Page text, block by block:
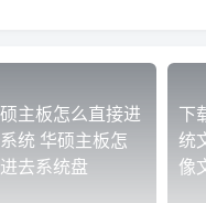
主板怎么直接进
统 华硕主板怎
去系统盘
下
统
像